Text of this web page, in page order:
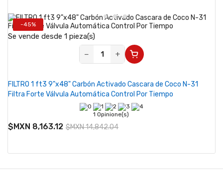
-45%
Se vende desde 1 pieza(s)
−
+
FILTRO 1 ft3 9"x48" Carbón Activado Cascara de Coco N-31
Filtra Forte Válvula Automática Control Por Tiempo
1 Opinione(s)
$MXN 8,163.12 $MXN 14,842.04